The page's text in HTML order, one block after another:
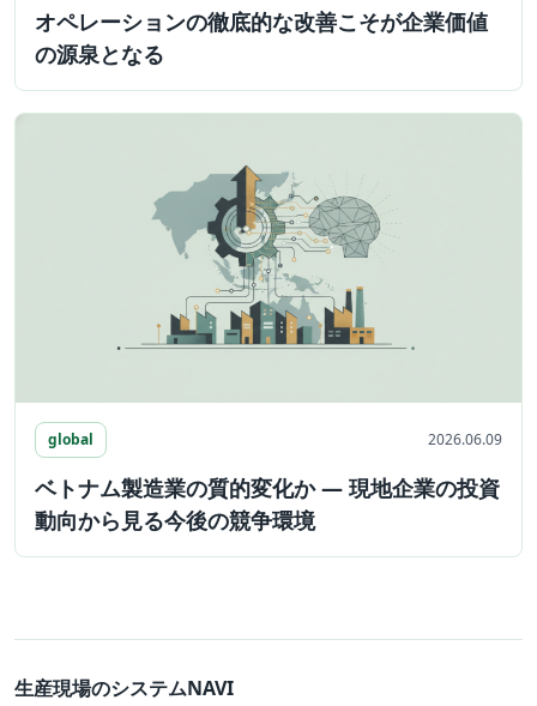
オペレーションの徹底的な改善こそが企業価値
の源泉となる
global 2026.06.09
ベトナム製造業の質的変化か ― 現地企業の投資
動向から見る今後の競争環境
生産現場のシステムNAVI